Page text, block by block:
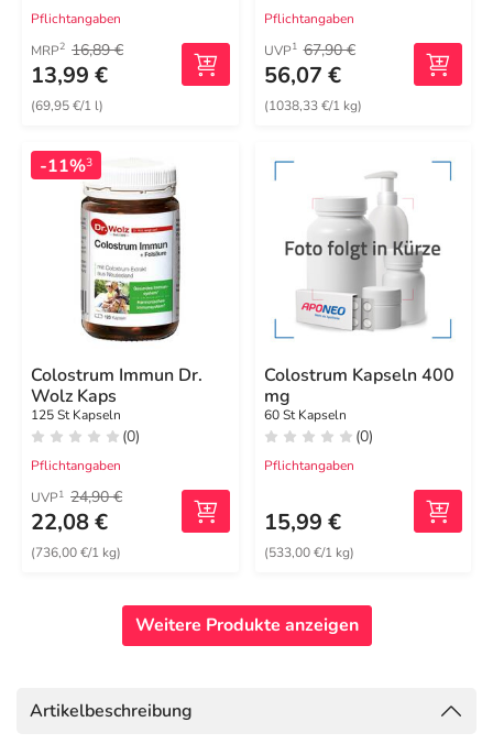
Pflichtangaben
MRP2 16,89 €
13,99 €
(69,95 €/1 l)
Pflichtangaben
UVP1 67,90 €
56,07 €
(1038,33 €/1 kg)
-11%3
Colostrum Immun Dr.
Wolz Kaps
125 St Kapseln
(0)
Pflichtangaben
UVP1 24,90 €
22,08 €
(736,00 €/1 kg)
Colostrum Kapseln 400
mg
60 St Kapseln
(0)
Pflichtangaben
15,99 €
(533,00 €/1 kg)
Weitere Produkte anzeigen
Artikelbeschreibung